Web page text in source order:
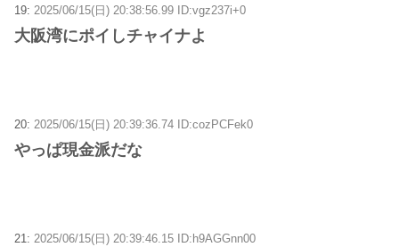
19: 2025/06/15(日) 20:38:56.99 ID:vgz237i+0
大阪湾にポイしチャイナよ
20: 2025/06/15(日) 20:39:36.74 ID:cozPCFek0
やっぱ現金派だな
21: 2025/06/15(日) 20:39:46.15 ID:h9AGGnn00